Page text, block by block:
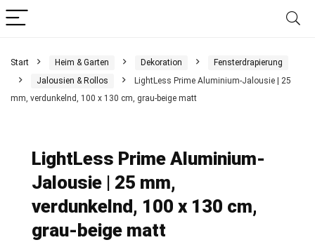
Start Heim & Garten Dekoration
Fensterdrapierung
Jalousien & Rollos
LightLess Prime Aluminium-Jalousie | 25
mm, verdunkelnd, 100 x 130 cm, grau-beige matt
LightLess Prime Aluminium-
Jalousie | 25 mm,
verdunkelnd, 100 x 130 cm,
grau-beige matt